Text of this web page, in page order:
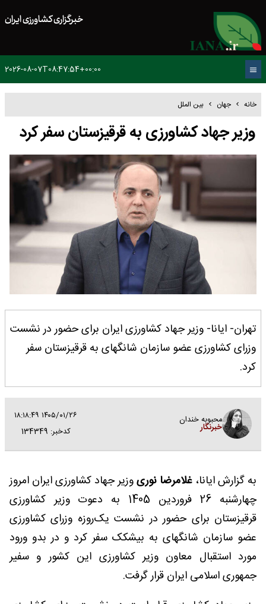
خبرگزاری کشاورزی ایران
2026-08-07T08:47:54+00:00
خانه جهان بین الملل
وزیر جهاد کشاورزی به قرقیزستان سفر کرد
تهران- ایانا- وزیر جهاد کشاورزی ایران برای حضور در نشست
وزرای کشاورزی عضو سازمان شانگهای به قرقیزستان سفر
کرد.
محبوبه خندان
خبرنگار
۱۴۰۵/۰۱/۲۶ ۱۸:۱۸:۴۹
کدخبر: 134349
به گزارش ایانا، غلامرضا نوریوزیر جهاد کشاورزی ایران امروز
چهارشنبه 26 فروردین 1405 به دعوت وزیر کشاورزی
قرقیزستان برای حضور در نشست یک‌روزه وزرای کشاورزی
عضو سازمان شانگهای به بیشکک سفر کرد و در بدو ورود
مورد استقبال معاون وزیر کشاورزی این کشور و سفیر
جمهوری اسلامی ایران قرار گرفت.